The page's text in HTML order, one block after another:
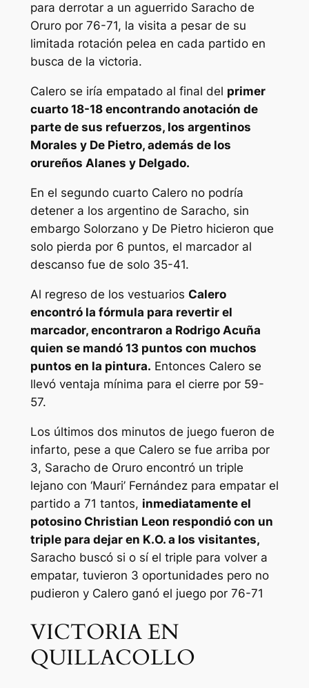
para derrotar a un aguerrido Saracho de
Oruro por 76-71, la visita a pesar de su
limitada rotación pelea en cada partido en
busca de la victoria.
Calero se iría empatado al final del primer
cuarto 18-18 encontrando anotación de
parte de sus refuerzos, los argentinos
Morales y De Pietro, además de los
orureños Alanes y Delgado.
En el segundo cuarto Calero no podría
detener a los argentino de Saracho, sin
embargo Solorzano y De Pietro hicieron que
solo pierda por 6 puntos, el marcador al
descanso fue de solo 35-41.
Al regreso de los vestuarios Calero
encontró la fórmula para revertir el
marcador, encontraron a Rodrigo Acuña
quien se mandó 13 puntos con muchos
puntos en la pintura. Entonces Calero se
llevó ventaja mínima para el cierre por 59-
57.
Los últimos dos minutos de juego fueron de
infarto, pese a que Calero se fue arriba por
3, Saracho de Oruro encontró un triple
lejano con ‘Mauri’ Fernández para empatar el
partido a 71 tantos, inmediatamente el
potosino Christian Leon respondió con un
triple para dejar en K.O. a los visitantes,
Saracho buscó si o sí el triple para volver a
empatar, tuvieron 3 oportunidades pero no
pudieron y Calero ganó el juego por 76-71
VICTORIA EN
QUILLACOLLO